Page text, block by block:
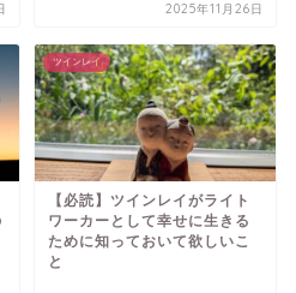
2025年11月26日
ツインレイ
【必読】ツインレイがライト
ワーカーとして幸せに生きる
ために知っておいて欲しいこ
と